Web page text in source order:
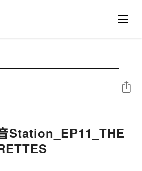
Station_EP11_THE
分享